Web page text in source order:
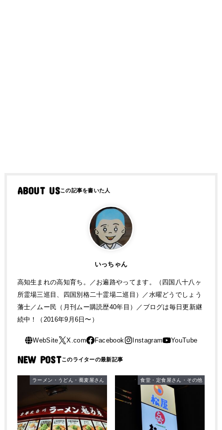
ABOUT US
いっちゃん
高知生まれの高知育ち。／お遍路やってます。（四国八十八ヶ
所霊場三巡目、四国別格二十霊場二巡目）／水曜どうでしょう
藩士／ムー民（月刊ムー購読歴40年目）／ブログは毎日更新継
続中！（2016年9月6日〜）
NEW POST
ラーメン・うどん・蕎麦屋さん 食堂・定食屋さん・その他